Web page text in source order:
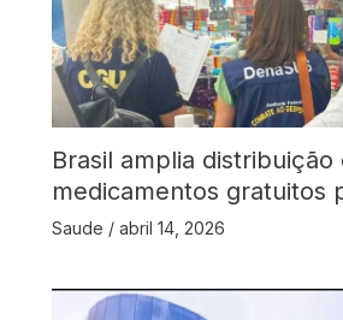
Brasil amplia distribuição
medicamentos gratuitos
Saude / abril 14, 2026